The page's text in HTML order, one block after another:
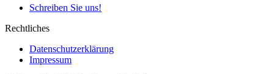
Schreiben Sie uns!
Rechtliches
Datenschutzerklärung
Impressum